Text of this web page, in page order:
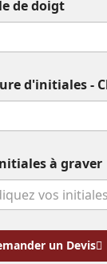
de doigt
d'initiales -
à graver
un Devis